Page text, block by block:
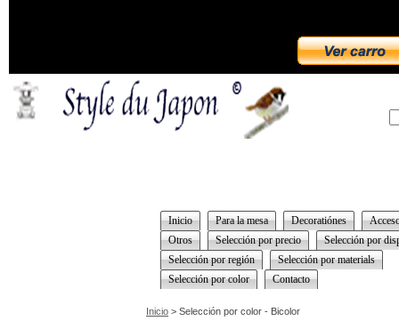
Inicio Para la mesa Decoratiónes
Otros
Selección por precio
Selección por
Selección por región
Selección por materials
Selección por color
Contacto
Inicio > Selección por color - Bicolor